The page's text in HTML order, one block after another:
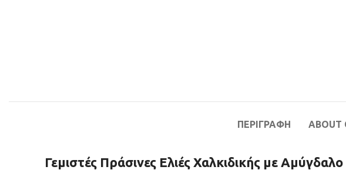
ΠΕΡΙΓΡΑΦΉ ABOUT
Γεμιστές Πράσινες Ελιές Χαλκιδικής με Αμύγδαλο